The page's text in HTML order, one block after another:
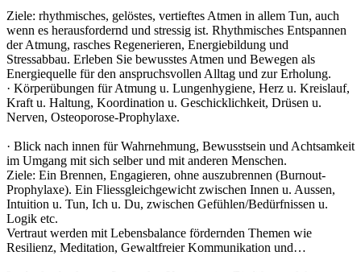
Ziele: rhythmisches, gelöstes, vertieftes Atmen in allem Tun, auch
wenn es herausfordernd und stressig ist. Rhythmisches Entspannen
der Atmung, rasches Regenerieren, Energiebildung und
Stressabbau. Erleben Sie bewusstes Atmen und Bewegen als
Energiequelle für den anspruchsvollen Alltag und zur Erholung.
· Körperübungen für Atmung u. Lungenhygiene, Herz u. Kreislauf,
Kraft u. Haltung, Koordination u. Geschicklichkeit, Drüsen u.
Nerven, Osteoporose-Prophylaxe.
· Blick nach innen für Wahrnehmung, Bewusstsein und Achtsamkeit
im Umgang mit sich selber und mit anderen Menschen.
Ziele: Ein Brennen, Engagieren, ohne auszubrennen (Burnout-
Prophylaxe). Ein Fliessgleichgewicht zwischen Innen u. Aussen,
Intuition u. Tun, Ich u. Du, zwischen Gefühlen/Bedürfnissen u.
Logik etc.
Vertraut werden mit Lebensbalance fördernden Themen wie
Resilienz, Meditation, Gewaltfreier Kommunikation und…